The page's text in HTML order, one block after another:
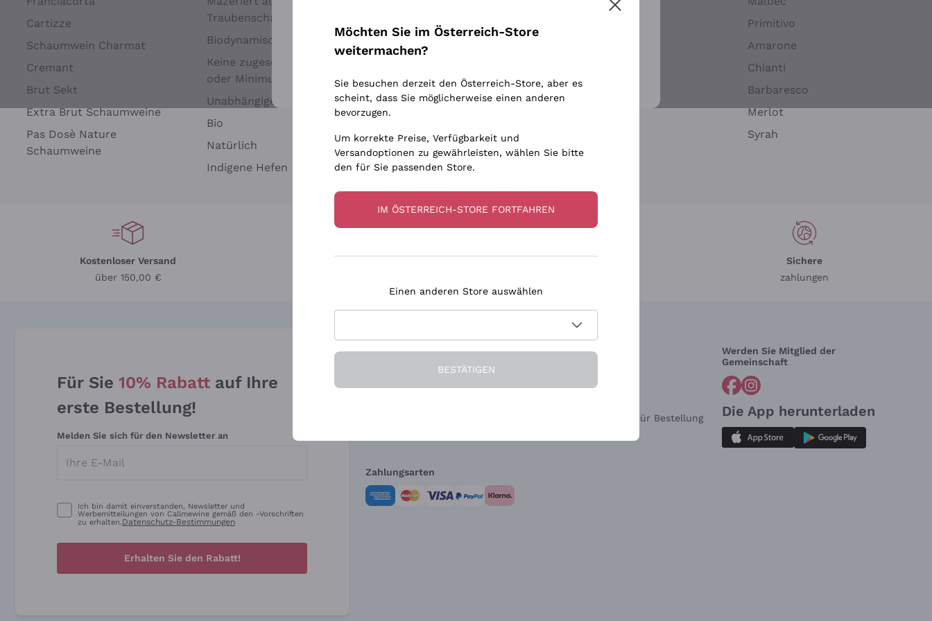
Cartizze
Schaumwein Charmat
Cremant
Brut Sekt
Extra Brut Schaumweine
Pas Dosè Nature
Schaumweine
Traubenschalen
Biodynamisch
Keine zugesetzten Sulfite
oder Minimum
Unabhängige Weinbauern
Bio
Natürlich
Indigene Hefen
Occhipinti Arianna
Biondi Santi
Argiolas
Zenato
Ca' dei Frati
Chardonnay
Primitivo
Amarone
Chianti
Barbaresco
Merlot
Syrah
Kostenloser Versand
über 150,00 €
Sichere
zahlungen
Für Sie 10% Rabatt auf Ihre
erste Bestellung!
Melden Sie sich für den Newsletter an
Ich bin damit einverstanden, Newsletter und
Werbemitteilungen von Callmewine gemäß den -Vorschriften
zu erhalten.Datenschutz-Bestimmungen
Erhalten Sie den Rabatt!
Die Firma Brauchen Sie Hilfe?
Widerrufsformular für Bestellung
Werden Sie Mitglied der
Gemeinschaft
Die App herunterladen
Zahlungsarten
Weitere Informationen finden Sie in unserem Datenschutz-Bestimmungen
Möchten Sie im Österreich-Store
weitermachen?
Sie besuchen derzeit den Österreich-Store, aber es
scheint, dass Sie möglicherweise einen anderen
bevorzugen.
Um korrekte Preise, Verfügbarkeit und
Versandoptionen zu gewährleisten, wählen Sie bitte
den für Sie passenden Store.
IM ÖSTERREICH-STORE FORTFAHREN
Einen anderen Store auswählen
BESTÄTIGEN